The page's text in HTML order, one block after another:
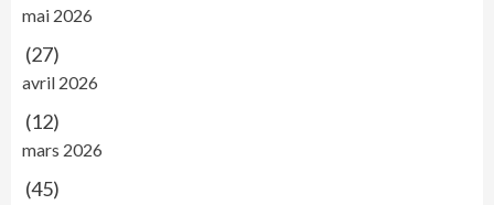
mai 2026
(27)
avril 2026
(12)
mars 2026
(45)